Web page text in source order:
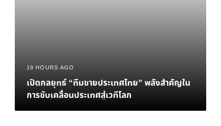
19 HOURS AGO
เปิดกลยุทธ์ “ทีมขายประเทศไทย” พลังสำคัญใน
การขับเคลื่อนประเทศสู่เวทีโลก